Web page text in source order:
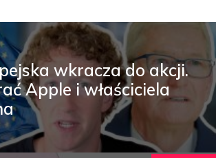
wkracza do akcji.
Apple i właściciela